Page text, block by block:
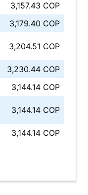
3,157.43 COP
3,179.40 COP
3,204.51 COP
3,230.44 COP
3,144.14 COP
3,144.14 COP
3,144.14 COP